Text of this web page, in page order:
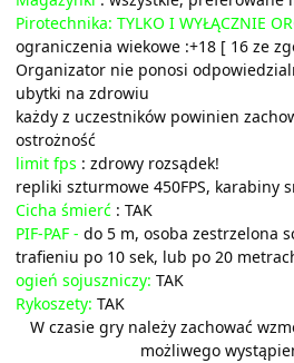
Pirotechnika: TYLKO I WYŁĄCZNIE
ograniczenia wiekowe :+18 [ 16 ze
Organizator nie ponosi
ubytki na zdrowiu
każdy z uczestników powinien
ostrożność
limit fps : zdrowy rozsądek!
repliki szturmowe 450FPS, karabiny
Cicha śmierć : TAK
PIF-PAF - do 5 m, osoba zestrzelona
trafieniu po 10 sek, lub po 20
ogień sojuszniczy: TAK
Rykoszety: TAK
W czasie gry należy zachować
możliwego